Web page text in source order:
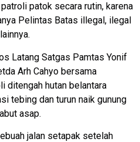
patok secara rutin, karena
Pelintas Batas illegal, ilegal
Latang Satgas Pamtas Yonif
Arh Cahyo bersama
ditengah hutan belantara
tebing dan turun naik gunung
asap.
jalan setapak setelah